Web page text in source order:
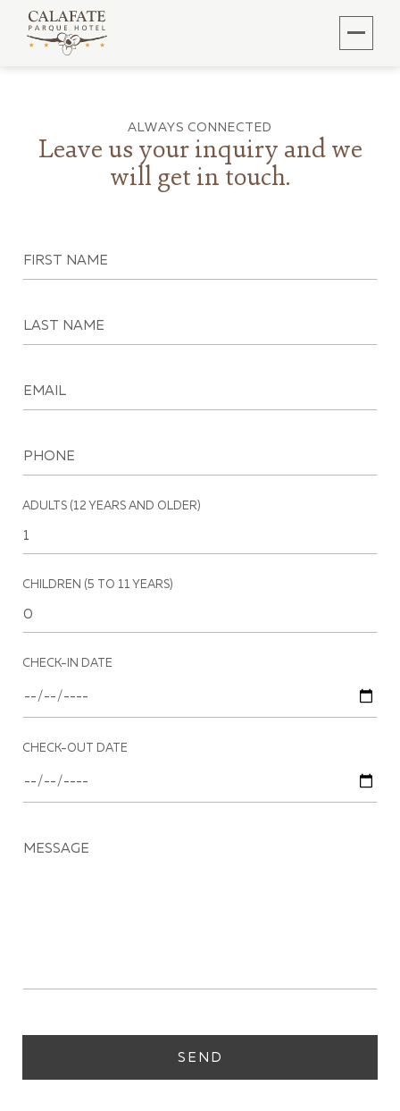
ALWAYS CONNECTED
Leave us your inquiry and we
will get in touch.
ADULTS (12 YEARS AND OLDER)
CHILDREN (5 TO 11 YEARS)
CHECK-IN DATE
CHECK-OUT DATE